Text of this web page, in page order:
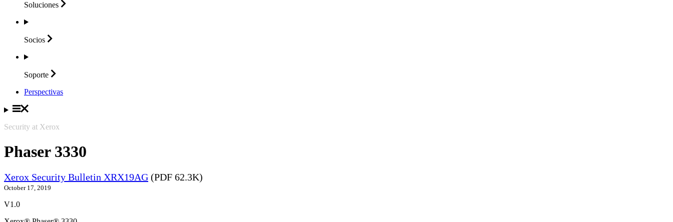
Soluciones
Socios
Soporte
Perspectivas
Security at Xerox
Phaser 3330
Xerox Security Bulletin XRX19AG (PDF 62.3K)
October 17, 2019
V1.0